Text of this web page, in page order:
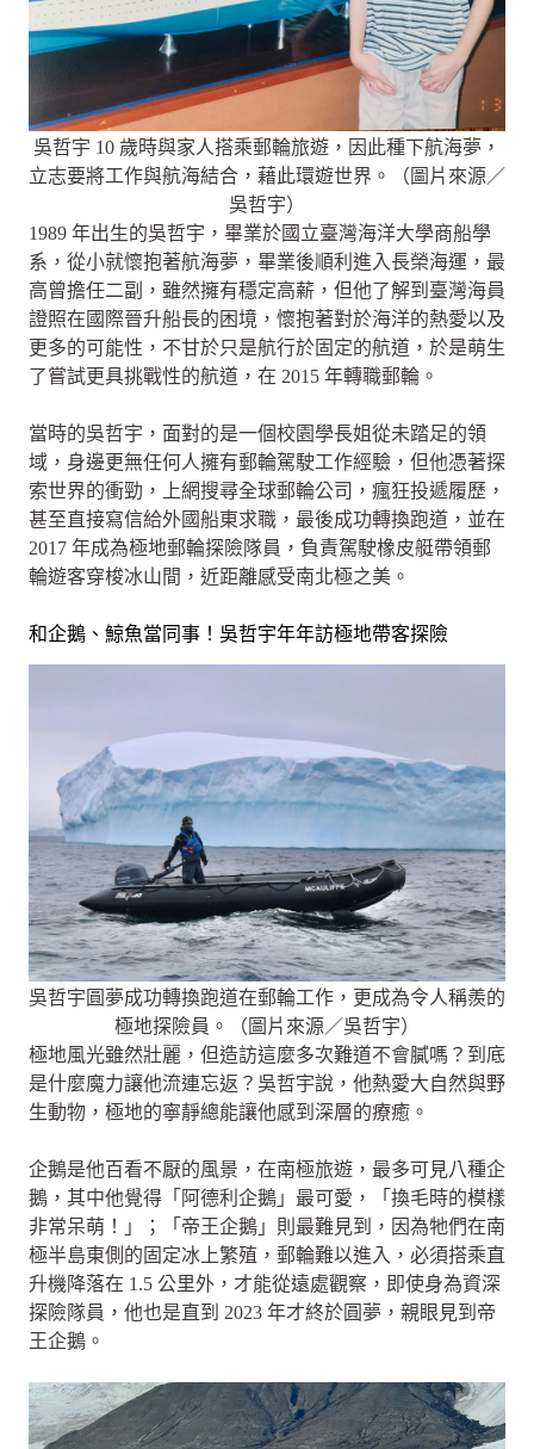
吳哲宇 10 歲時與家人搭乘郵輪旅遊，因此種下航海夢，
立志要將工作與航海結合，藉此環遊世界。（圖片來源／
吳哲宇）
1989 年出生的吳哲宇，畢業於國立臺灣海洋大學商船學
系，從小就懷抱著航海夢，畢業後順利進入長榮海運，最
高曾擔任二副，雖然擁有穩定高薪，但他了解到臺灣海員
證照在國際晉升船長的困境，懷抱著對於海洋的熱愛以及
更多的可能性，不甘於只是航行於固定的航道，於是萌生
了嘗試更具挑戰性的航道，在 2015 年轉職郵輪。
當時的吳哲宇，面對的是一個校園學長姐從未踏足的領
域，身邊更無任何人擁有郵輪駕駛工作經驗，但他憑著探
索世界的衝勁，上網搜尋全球郵輪公司，瘋狂投遞履歷，
甚至直接寫信給外國船東求職，最後成功轉換跑道，並在
2017 年成為極地郵輪探險隊員，負責駕駛橡皮艇帶領郵
輪遊客穿梭冰山間，近距離感受南北極之美。
和企鵝、鯨魚當同事！吳哲宇年年訪極地帶客探險
吳哲宇圓夢成功轉換跑道在郵輪工作，更成為令人稱羨的
極地探險員。（圖片來源／吳哲宇）
極地風光雖然壯麗，但造訪這麼多次難道不會膩嗎？到底
是什麼魔力讓他流連忘返？吳哲宇說，他熱愛大自然與野
生動物，極地的寧靜總能讓他感到深層的療癒。
企鵝是他百看不厭的風景，在南極旅遊，最多可見八種企
鵝，其中他覺得「阿德利企鵝」最可愛，「換毛時的模樣
非常呆萌！」；「帝王企鵝」則最難見到，因為牠們在南
極半島東側的固定冰上繁殖，郵輪難以進入，必須搭乘直
升機降落在 1.5 公里外，才能從遠處觀察，即使身為資深
探險隊員，他也是直到 2023 年才終於圓夢，親眼見到帝
王企鵝。